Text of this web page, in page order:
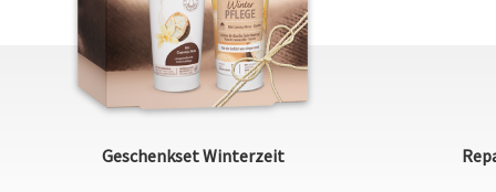
Geschenkset Winterzeit